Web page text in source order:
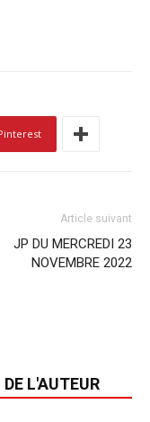
Article suivant
JP DU MERCREDI 23
NOVEMBRE 2022
L'AUTEUR